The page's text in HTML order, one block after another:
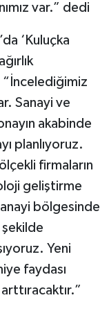
var.” dedi
‘Kuluçka
“İncelediğimiz
Sanayi ve
akabinde
planlıyoruz.
firmaların
geliştirme
bölgesinde
Yeni
faydası